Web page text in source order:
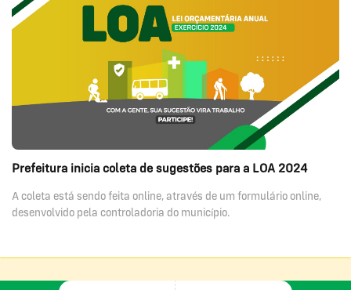
Prefeitura inicia coleta de sugestões para a LOA 2024
A coleta está sendo feita online, através de um formulário online,
desenvolvido pela controladoria do município.